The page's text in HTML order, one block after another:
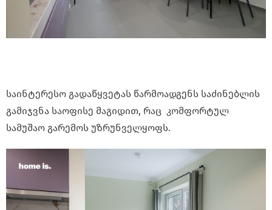
საინტერესო გადაწყვეტას წარმოადგენს საძინებლის
გამიჯვნა საოფისე მაგიდით, რაც კომფორტულ
სამუშაო გარემოს უზრუნველყოფს.